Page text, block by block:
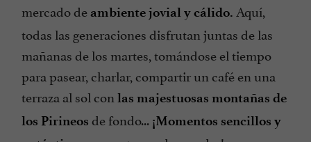
mercado de ambiente jovial y cálido. Aquí,
todas las generaciones disfrutan juntas de las
mañanas de los martes, tomándose el tiempo
para pasear, charlar, compartir un café en una
terraza al sol con las majestuosas montañas de
los Pirineos de fondo... ¡Momentos sencillos y